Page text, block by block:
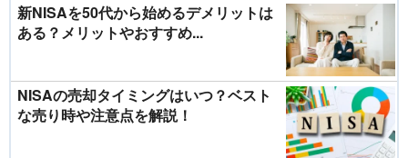
新NISAを50代から始めるデメリットは
ある？メリットやおすすめ...
NISAの売却タイミングはいつ？ベスト
な売り時や注意点を解説！